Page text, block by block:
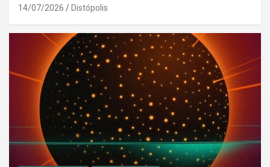
14/07/2026 Distópolis